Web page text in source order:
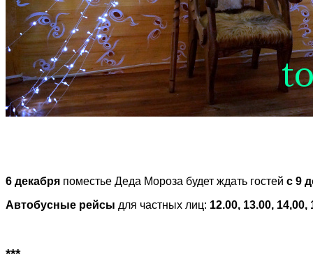
6 декабря поместье Деда Мороза будет ждать гостей с 9
Автобусные рейсы для частных лиц: 12.00, 13.00, 14,00,
***